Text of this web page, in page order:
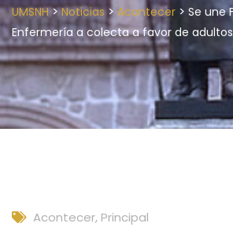
UMSNH>Noticias> Acontecer > Se une
Enfermería a colecta a favor de
Acontecer, Principal